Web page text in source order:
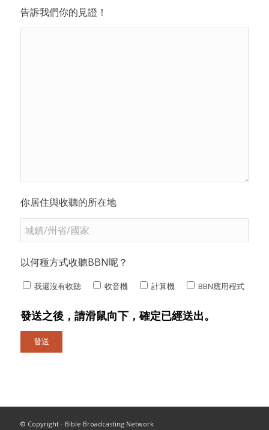
告訴我們你的見證！
你居住與收聽的所在地
以何種方式收聽BBN呢？
我還沒有收聽 收音機 計算機 BBN應用程式
發送之後，請滑鼠向下，確定已經送出。
© Copyright - Bible Broadcasting Network